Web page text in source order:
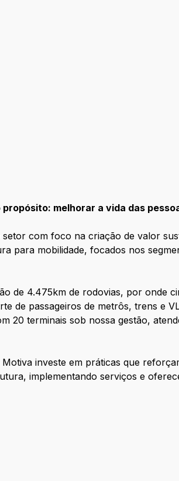
melhorar a vida das
com foco na criação de valor
para mobilidade, focados nos
de 4.475km de rodovias, por onde
de passageiros de metrôs, trens e
20 terminais sob nossa gestão,
investe em práticas que
implementando serviços e